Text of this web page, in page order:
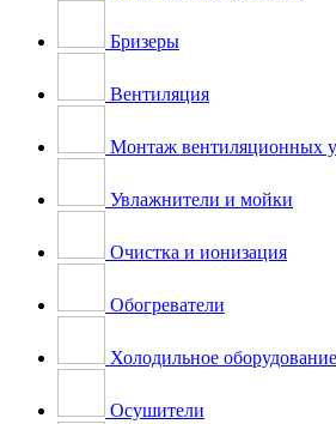
Бризеры
Вентиляция
Монтаж вентиляционных
Увлажнители и мойки
Очистка и ионизация
Обогреватели
Холодильное оборудование
Осушители